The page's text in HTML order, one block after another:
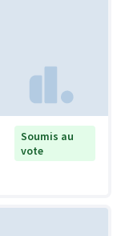
Soumis au
vote